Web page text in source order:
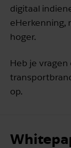
digitaal
eHerkenning,
hoger.
Heb je
op.